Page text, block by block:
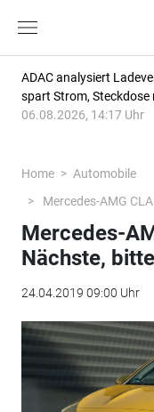
ADAC analysiert
spart Strom, Steckdose
06.08.2026, 14:17 Uhr
Home
Automobile
Mercedes-AMG
Mercedes-
Nächste,
24.04.2019 09:00 Uhr